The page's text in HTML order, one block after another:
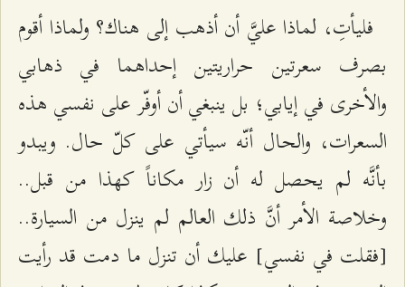
فليأتِ، لماذا عليَّ أن أذهب إلى هناك؟ ولماذا أقوم
بصرف سعرتين حراريتين إحداهما في ذهابي
والأخرى في إيابي؛ بل ينبغي أن أوفّر على نفسي هذه
السعرات، والحال أنّه سيأتي على كلّ حال. ويبدو
بأنَّه لم يحصل له أن زار مكاناً كهذا من قبل..
وخلاصة الأمر أنَّ ذلك العالم لم ينزل من السيارة..
[فقلت في نفسي] عليك أن تنزل ما دمت قد رأيت